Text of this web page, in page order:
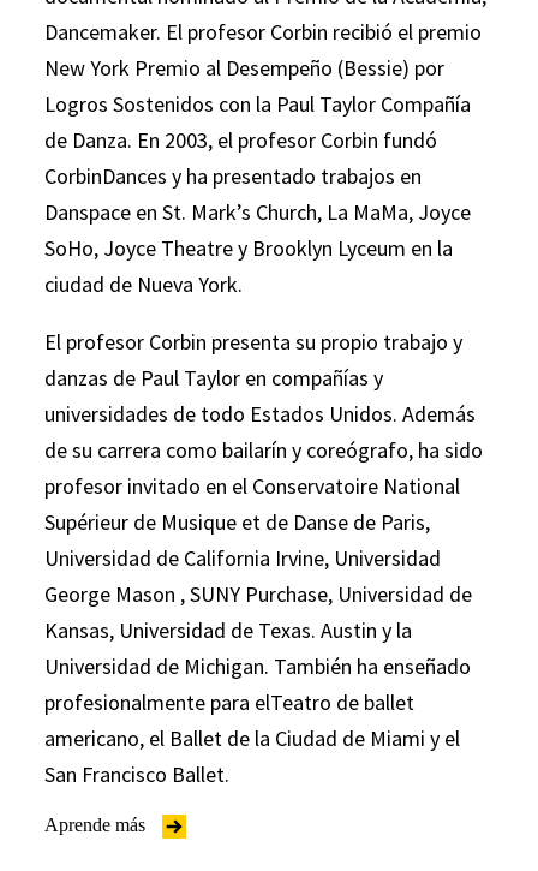
Dancemaker. El profesor Corbin recibió el premio
New York Premio al Desempeño (Bessie) por
Logros Sostenidos con la Paul Taylor Compañía
de Danza. En 2003, el profesor Corbin fundó
CorbinDances y ha presentado trabajos en
Danspace en St. Mark’s Church, La MaMa, Joyce
SoHo, Joyce Theatre y Brooklyn Lyceum en la
ciudad de Nueva York.
El profesor Corbin presenta su propio trabajo y
danzas de Paul Taylor en compañías y
universidades de todo Estados Unidos. Además
de su carrera como bailarín y coreógrafo, ha sido
profesor invitado en el Conservatoire National
Supérieur de Musique et de Danse de Paris,
Universidad de California Irvine, Universidad
George Mason , SUNY Purchase, Universidad de
Kansas, Universidad de Texas. Austin y la
Universidad de Michigan. También ha enseñado
profesionalmente para elTeatro de ballet
americano, el Ballet de la Ciudad de Miami y el
San Francisco Ballet.
Aprende más